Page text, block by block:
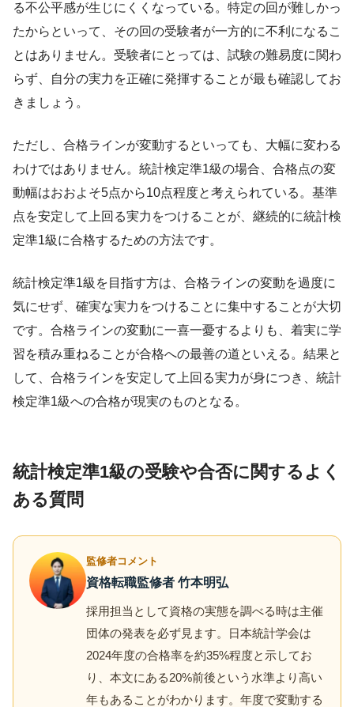
る不公平感が生じにくくなっている。特定の回が難しかっ
たからといって、その回の受験者が一方的に不利になるこ
とはありません。受験者にとっては、試験の難易度に関わ
らず、自分の実力を正確に発揮することが最も確認してお
きましょう。
ただし、合格ラインが変動するといっても、大幅に変わる
わけではありません。統計検定準1級の場合、合格点の変
動幅はおおよそ5点から10点程度と考えられている。基準
点を安定して上回る実力をつけることが、継続的に統計検
定準1級に合格するための方法です。
統計検定準1級を目指す方は、合格ラインの変動を過度に
気にせず、確実な実力をつけることに集中することが大切
です。合格ラインの変動に一喜一憂するよりも、着実に学
習を積み重ねることが合格への最善の道といえる。結果と
して、合格ラインを安定して上回る実力が身につき、統計
検定準1級への合格が現実のものとなる。
統計検定準1級の受験や合否に関するよく
ある質問
監修者コメント
資格転職監修者 竹本明弘
採用担当として資格の実態を調べる時は主催
団体の発表を必ず見ます。日本統計学会は
2024年度の合格率を約35%程度と示してお
り、本文にある20%前後という水準より高い
年もあることがわかります。年度で変動する